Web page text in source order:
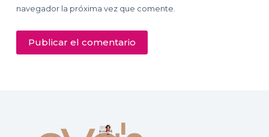
navegador la próxima vez que comente.
Publicar el comentario